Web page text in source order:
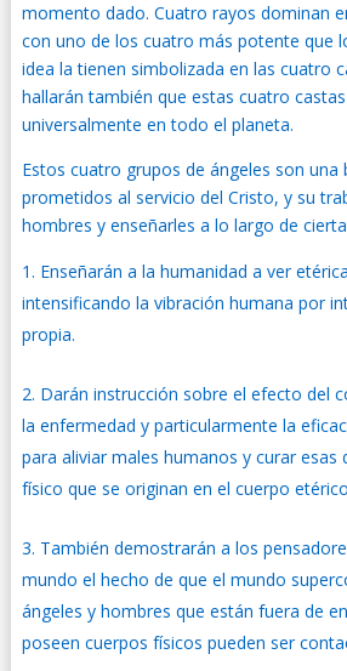
momento dado. Cuatro rayos dominan
con uno de los cuatro más potente que
idea la tienen simbolizada en las cuatro
hallarán también que estas cuatro
universalmente en todo el planeta.
Estos cuatro grupos de ángeles son una
prometidos al servicio del Cristo, y su
hombres y enseñarles a lo largo de
Enseñarán a la humanidad a ver
intensificando la vibración humana por
propia.
Darán instrucción sobre el efecto del
la enfermedad y particularmente la
para aliviar males humanos y curar esas
físico que se originan en el cuerpo
También demostrarán a los
mundo el hecho de que el mundo
ángeles y hombres que están fuera de
poseen cuerpos físicos pueden ser